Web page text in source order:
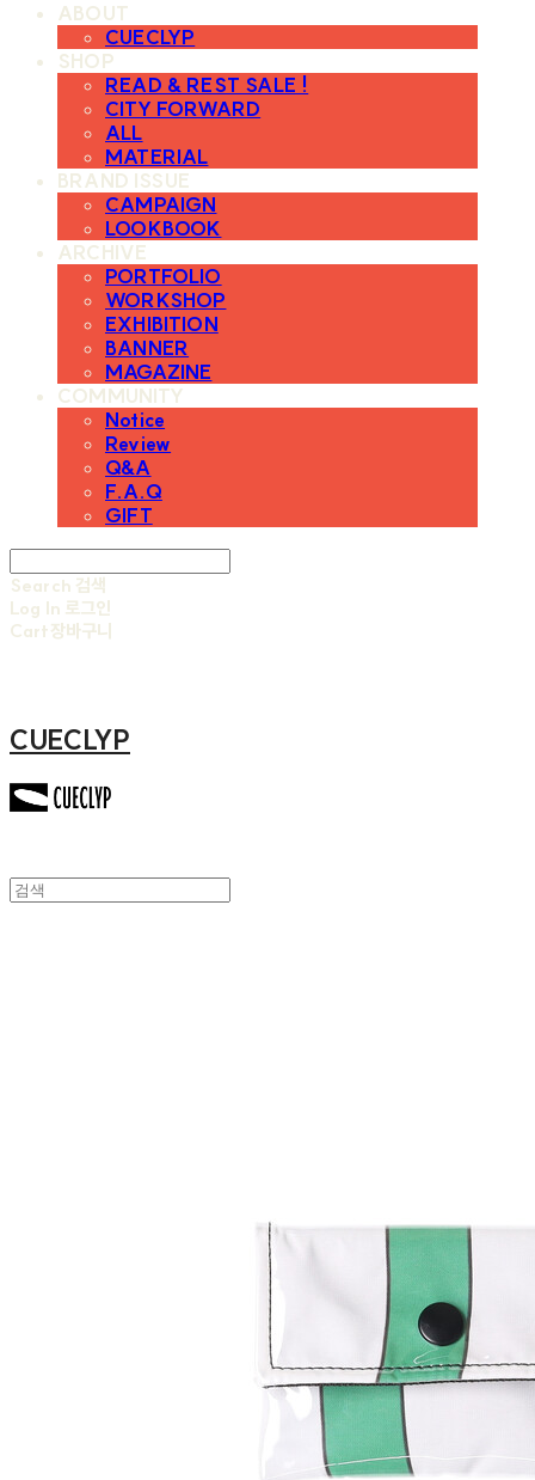
ABOUT
CUECLYP
SHOP
READ & REST SALE !
CITY FORWARD
ALL
MATERIAL
BRAND ISSUE
CAMPAIGN
LOOKBOOK
ARCHIVE
PORTFOLIO
WORKSHOP
EXHIBITION
BANNER
MAGAZINE
COMMUNITY
Notice
Review
Q&A
F.A.Q
GIFT
Search 검색
Log In 로그인
Cart장바구니
CUECLYP